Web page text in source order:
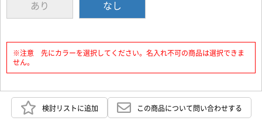
あり なし
※注意 先にカラーを選択してください。名入れ不可の商品は選択できま
せん。
検討リストに追加 この商品について問い合わせする